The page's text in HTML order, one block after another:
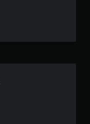
l
e